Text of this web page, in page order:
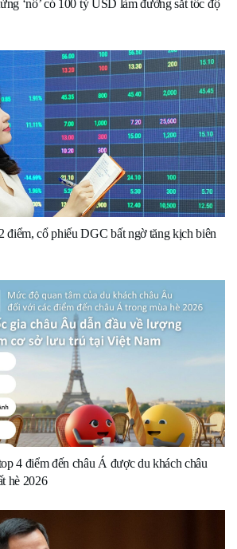
‘nổ’ có 100 tỷ USD làm đường sắt tốc độ
điểm, cổ phiếu DGC bất ngờ tăng kịch biên
4 điểm đến châu Á được du khách châu
hè 2026